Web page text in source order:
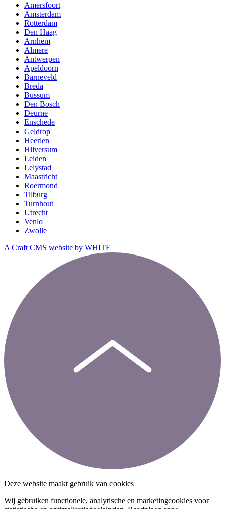
Amersfoort
Amsterdam
Rotterdam
Den Haag
Arnhem
Almere
Antwerpen
Apeldoorn
Barneveld
Breda
Bussum
Den Bosch
Deurne
Enschede
Geldrop
Heerlen
Hilversum
Leiden
Lelystad
Maastricht
Roermond
Tilburg
Turnhout
Utrecht
Venlo
Zwolle
A Craft CMS website by WHITE
Deze website maakt gebruik van cookies
Wij gebruiken functionele, analytische en marketingcookies voor